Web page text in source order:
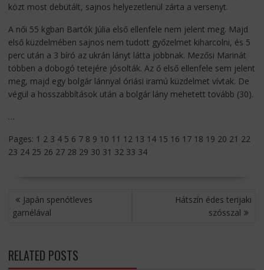
közt most debütált, sajnos helyezetlenül zárta a versenyt.
A női 55 kgban Bartók Júlia első ellenfele nem jelent meg. Majd
első küzdelmében sajnos nem tudott győzelmet kiharcolni, és 5
perc után a 3 bíró az ukrán lányt látta jobbnak. Mezősi Marinát
többen a dobogó tetejére jósolták. Az ő első ellenfele sem jelent
meg, majd egy bolgár lánnyal óriási iramú küzdelmet vívtak. De
végül a hosszabbítások után a bolgár lány mehetett tovább (30).
…
Pages: 1 2 3 4 5 6 7 8 9 10 11 12 13 14 15 16 17 18 19 20 21 22
23 24 25 26 27 28 29 30 31 32 33 34
BEJEGYZÉS
NAVIGÁCIÓ
Japán spenótleves
garnélával
Hátszín édes terijaki
szósszal
RELATED POSTS